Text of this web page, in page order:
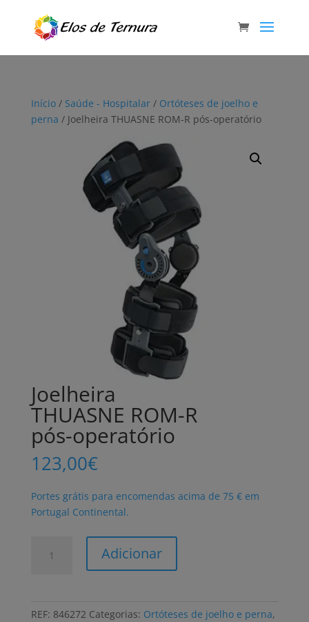
Início/ Saúde - Hospitalar/ Ortóteses de joelho e
perna / Joelheira THUASNE ROM-R pós-operatório
Joelheira
THUASNE ROM-R
pós-operatório
123,00€
Portes grátis para encomendas acima de 75 € em
Portugal Continental.
Adicionar
REF: 846272 Categorias: Ortóteses de joelho e perna,